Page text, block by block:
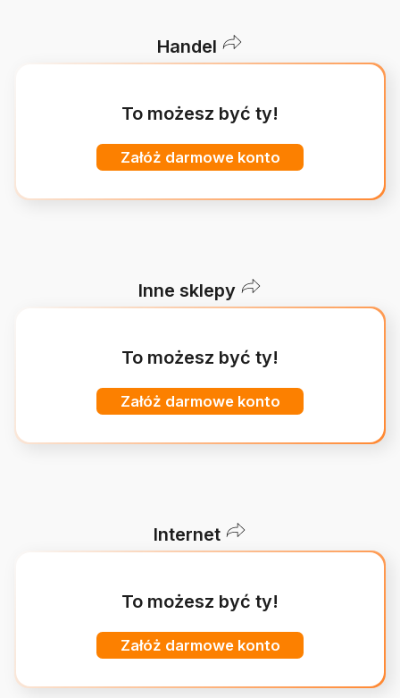
Handel
To możesz być ty!
Załóż darmowe konto
Inne sklepy
To możesz być ty!
Załóż darmowe konto
Internet
To możesz być ty!
Załóż darmowe konto